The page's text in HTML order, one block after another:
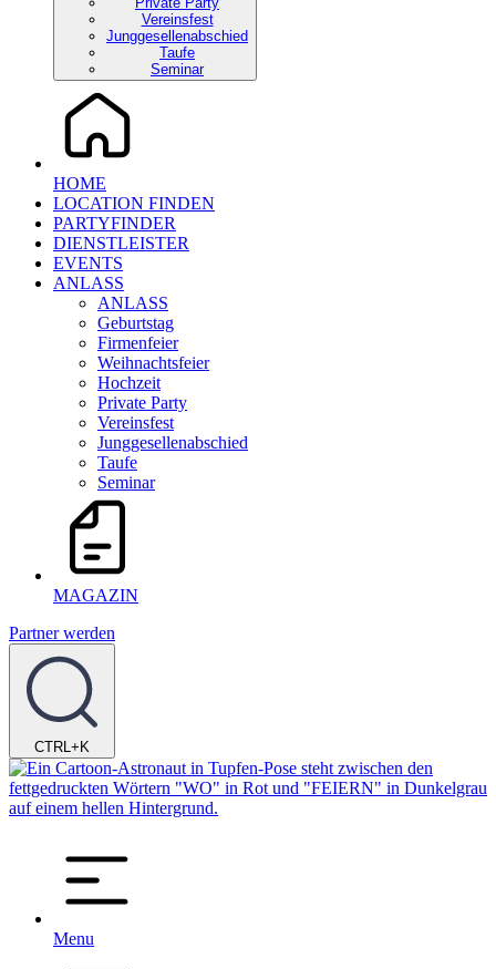
Vereinsfest
Junggesellenabschied
Taufe
Seminar
HOME
LOCATION FINDEN
PARTYFINDER
DIENSTLEISTER
EVENTS
ANLASS
ANLASS
Geburtstag
Firmenfeier
Weihnachtsfeier
Hochzeit
Private Party
Vereinsfest
Junggesellenabschied
Taufe
Seminar
MAGAZIN
Partner werden
CTRL+K
Menu